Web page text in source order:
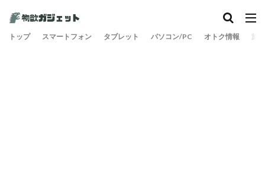
トップ スマートフォン タブレット パソコン/PC オトク情報 旅